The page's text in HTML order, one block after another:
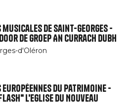
de Saint-Georges -
de groep An Currach Dubh
d'Oléron
du Patrimoine -
l'Eglise du Nouveau